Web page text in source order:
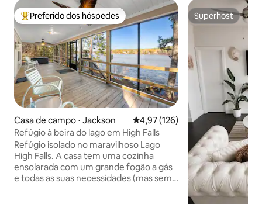
Entre os melhores preferidos dos hóspedes
Preferido dos hóspedes
Casa de campo ⋅ Jackson 4,97 de uma avaliação média de
4,97 (126)
Refúgio à beira do lago em High Falls
Refúgio isolado no maravilhoso Lago
High Falls. A casa tem uma cozinha
ensolarada com um grande fogão a gás
e todas as suas necessidades (mas sem
Superhost
Superhost